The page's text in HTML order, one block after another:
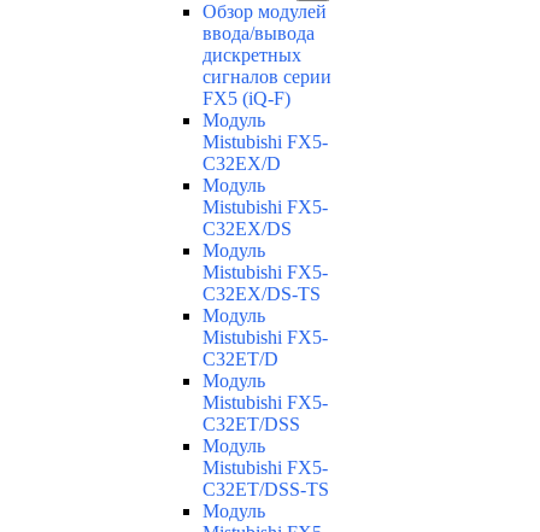
Обзор модулей
ввода/вывода
дискретных
сигналов серии
FX5 (iQ-F)
Модуль
Mistubishi FX5-
C32EX/D
Модуль
Mistubishi FX5-
C32EX/DS
Модуль
Mistubishi FX5-
C32EX/DS-TS
Модуль
Mistubishi FX5-
C32ET/D
Модуль
Mistubishi FX5-
C32ET/DSS
Модуль
Mistubishi FX5-
C32ET/DSS-TS
Модуль